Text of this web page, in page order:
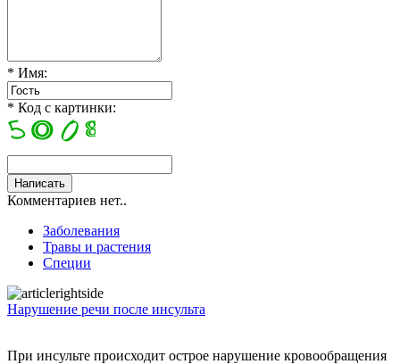
* Имя:
* Код с картинки:
Комментариев нет..
Заболевания
Травы и растения
Специи
Нарушение речи после инсульта
При инсульте происходит острое нарушение кровообращения